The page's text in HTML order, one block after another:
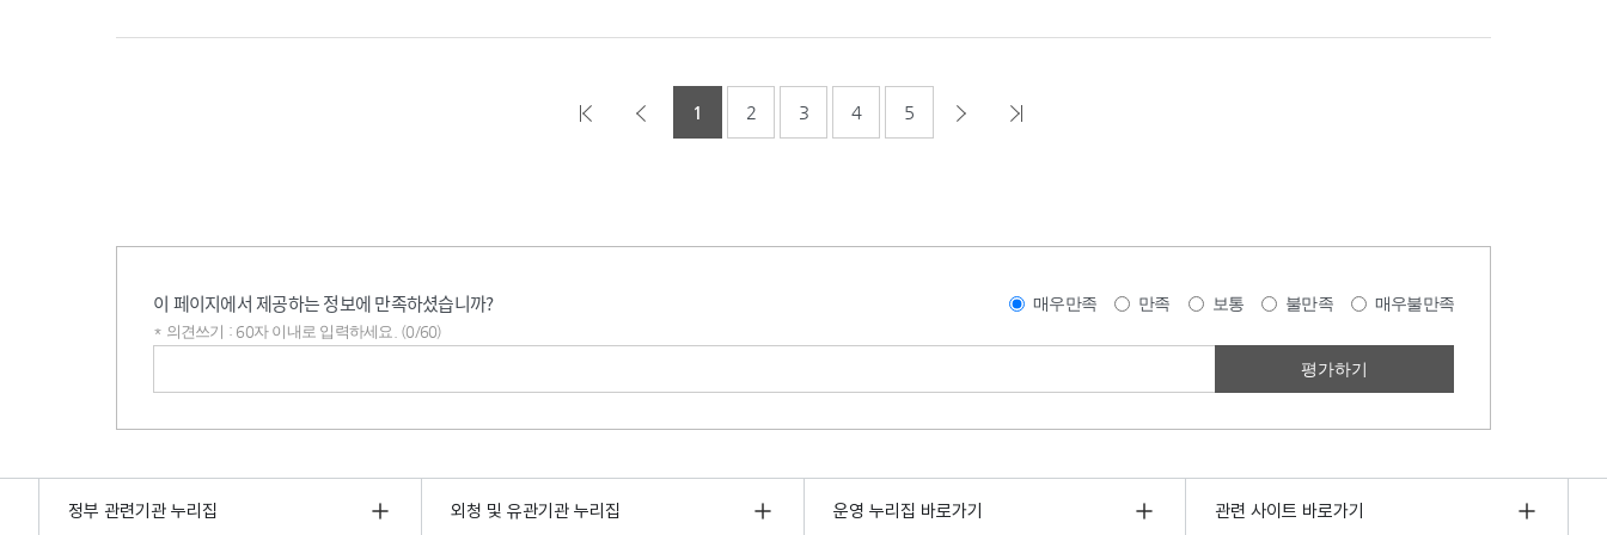
1 2 3 4 5
이 페이지에서 제공하는 정보에 만족하셨습니까? 매우만족 만족 보통 불만족 매우불만족
* 의견쓰기 : 60자 이내로 입력하세요. (0/60)
정부 관련기관 누리집 외청 및 유관기관 누리집 운영 누리집 바로가기 관련 사이트 바로가기